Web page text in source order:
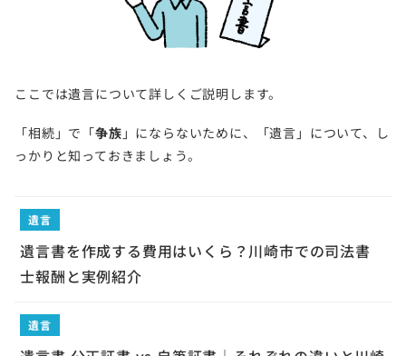
ここでは遺言について詳しくご説明します。
「相続」で「争族 」にならないために、「遺言」について、し
っかりと知っておきましょう。
遺言書を作成する費用はいくら？川崎市での司法書
士報酬と実例紹介
遺言
遺言